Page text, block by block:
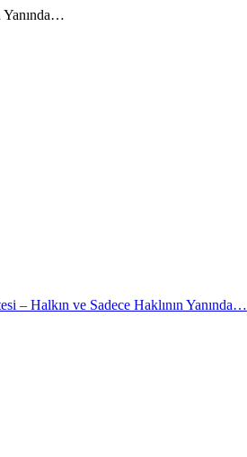
Yanında…
– Halkın ve Sadece Haklının Yanında…